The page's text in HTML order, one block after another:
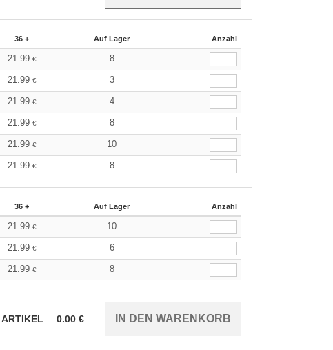
36 + Auf Lager Anzahl
21.99 € 8
21.99 € 3
21.99 € 4
21.99 € 8
21.99 € 10
21.99 € 8
36 + Auf Lager Anzahl
21.99 € 10
21.99 € 6
21.99 € 8
ARTIKEL 0.00 €